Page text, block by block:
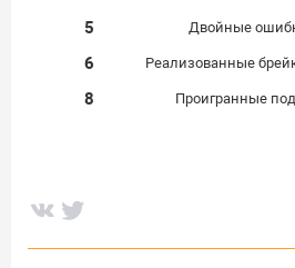
5
Двойные
6
Реализованные
8
Проигранные